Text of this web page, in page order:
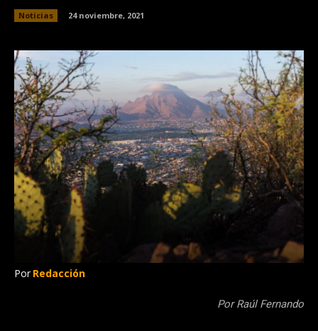
Noticias 24 noviembre, 2021
Por Redacción
Por Raúl Fernando